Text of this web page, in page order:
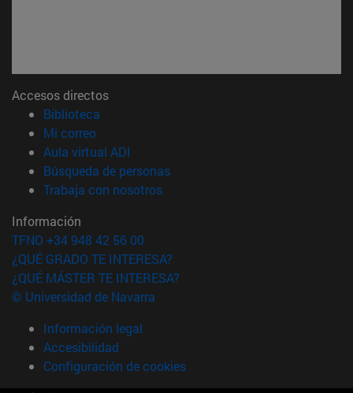
Accesos directos
Biblioteca
Mi correo(abre en nueva ventana)
Aula virtual ADI
Búsqueda de personas(abre en nueva ventana)
Trabaja con nosotros(abre en nueva ventana)
Información
TFNO +34 948 42 56 00
¿QUÉ GRADO TE INTERESA?
¿QUÉ MÁSTER TE INTERESA?
© Universidad de Navarra
Información legal
Accesibilidad
Configuración de cookies